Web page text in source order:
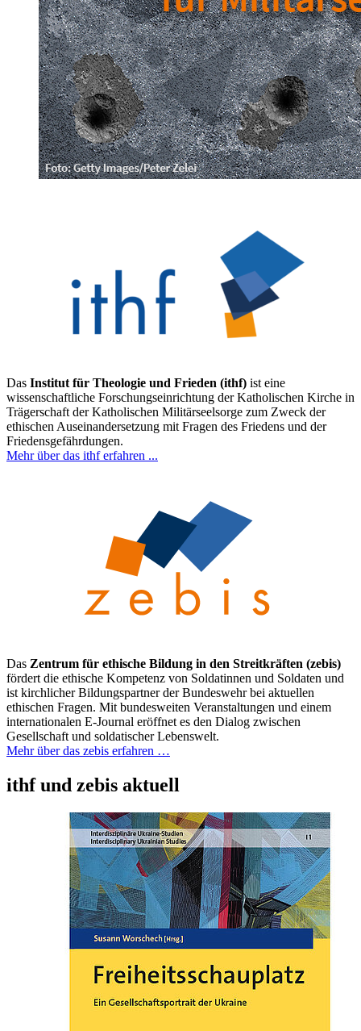
Das Institut für Theologie und Frieden (ithf) ist eine
wissenschaftliche Forschungseinrichtung der Katholischen Kirche in
Trägerschaft der Katholischen Militärseelsorge zum Zweck der
ethischen Auseinandersetzung mit Fragen des Friedens und der
Friedensgefährdungen.
Mehr über das ithf erfahren ...
Das Zentrum für ethische Bildung in den Streitkräften (zebis)
fördert die ethische Kompetenz von Soldatinnen und Soldaten und
ist kirchlicher Bildungspartner der Bundeswehr bei aktuellen
ethischen Fragen. Mit bundesweiten Veranstaltungen und einem
internationalen E-Journal eröffnet es den Dialog zwischen
Gesellschaft und soldatischer Lebenswelt.
Mehr über das zebis erfahren …
ithf und zebis aktuell